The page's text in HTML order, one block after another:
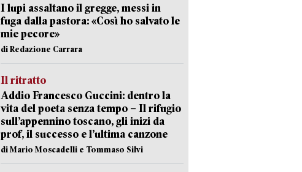
I lupi assaltano il gregge, messi in
fuga dalla pastora: «Così ho salvato le
mie pecore»
di Redazione Carrara
Il ritratto
Addio Francesco Guccini: dentro la
vita del poeta senza tempo – Il rifugio
sull’appennino toscano, gli inizi da
prof, il successo e l’ultima canzone
di Mario Moscadelli e Tommaso Silvi